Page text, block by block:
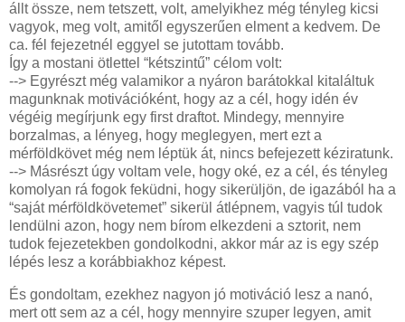
állt össze, nem tetszett, volt, amelyikhez még tényleg kicsi
vagyok, meg volt, amitől egyszerűen elment a kedvem. De
ca. fél fejezetnél eggyel se jutottam tovább.
Így a mostani ötlettel “kétszintű” célom volt:
--> Egyrészt még valamikor a nyáron barátokkal kitaláltuk
magunknak motivációként, hogy az a cél, hogy idén év
végéig megírjunk egy first draftot. Mindegy, mennyire
borzalmas, a lényeg, hogy meglegyen, mert ezt a
mérföldkövet még nem léptük át, nincs befejezett kéziratunk.
--> Másrészt úgy voltam vele, hogy oké, ez a cél, és tényleg
komolyan rá fogok feküdni, hogy sikerüljön, de igazából ha a
“saját mérföldkövetemet” sikerül átlépnem, vagyis túl tudok
lendülni azon, hogy nem bírom elkezdeni a sztorit, nem
tudok fejezetekben gondolkodni, akkor már az is egy szép
lépés lesz a korábbiakhoz képest.
És gondoltam, ezekhez nagyon jó motiváció lesz a nanó,
mert ott sem az a cél, hogy mennyire szuper legyen, amit